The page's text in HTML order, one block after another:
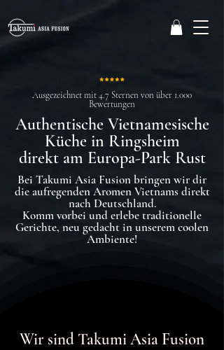
Ausgezeichnet mit 4.7 Sternen von über 1.000
Bewertungen
Authentische Vietnamesische
Küche in Ringsheim
direkt am Europa-Park Rust
Bei Takumi Asia Fusion bringen wir dir
die aufregenden Aromen Vietnams direkt
nach Deutschland.
Komm vorbei und erlebe traditionelle
Gerichte, neu gedacht in unserem coolen
Ambiente!
Wir sind Takumi Asia Fusion